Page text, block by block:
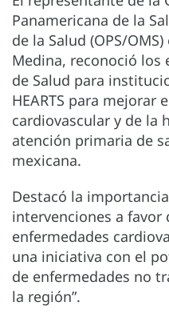
Panamericana de la
de la Salud (OPS/
Medina, reconoció los
de Salud para
HEARTS para mejorar
cardiovascular y de la
atención primaria de
mexicana.
Destacó la
intervenciones a favor
enfermedades
una iniciativa con el
de enfermedades no
la región”.